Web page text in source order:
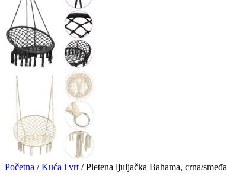
Početna / Kuća i vrt / Pletena ljuljačka Bahama, crna/smeđa